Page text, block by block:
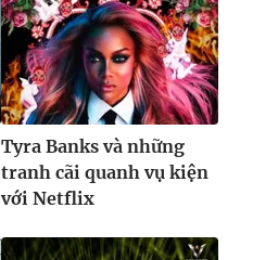
Tyra Banks và những
tranh cãi quanh vụ kiện
với Netflix